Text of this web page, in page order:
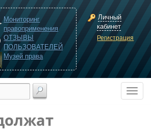
Мониторинг
правоприменения
ОТЗЫВЫ
ПОЛЬЗОВАТЕЛЕЙ
Музей права
Личный
кабинет
Регистрация